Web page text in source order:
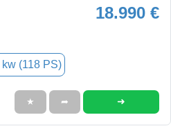
18.990 €
kw (118 PS)
★ ➦ ➜